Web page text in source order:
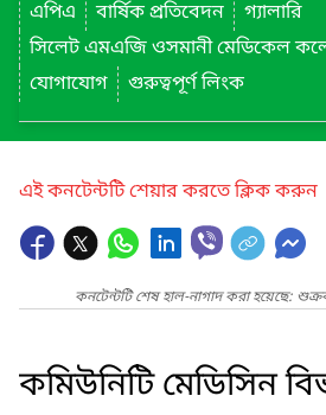
এপিএ
বার্ষিক প্রতিবেদন
গ্যালারি
সিলেট এমএজি ওসমানী মেডিকেল
যোগাযোগ
গুরুত্বপূর্ণ লিংক
এই কনটেন্টটি শেয়ার করতে ক্লিক করুন
কনটেন্টটি শেষ হাল-নাগাদ করা হয়েছে:
কমিউনিটি মেডিসিন